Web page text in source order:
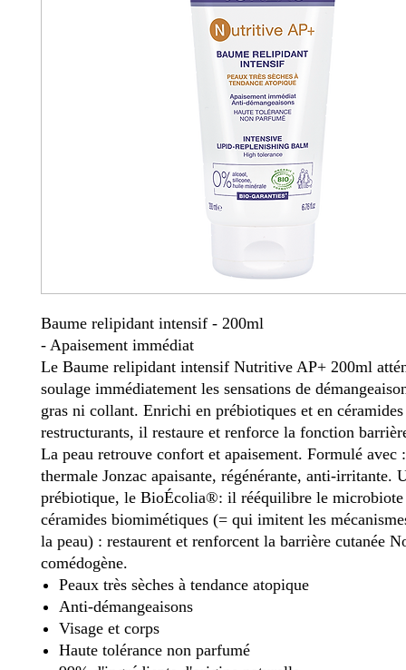
Baume relipidant intensif - 200ml
- Apaisement immédiat
Le Baume relipidant intensif Nutritive AP+ 200ml
soulage immédiatement les sensations de
gras ni collant. Enrichi en prébiotiques et en céramides
restructurants, il restaure et renforce la fonction
La peau retrouve confort et apaisement. Formulé avec
thermale Jonzac apaisante, régénérante, anti-irritante.
prébiotique, le BioÉcolia®: il rééquilibre le microbiote
céramides biomimétiques (= qui imitent les
la peau) : restaurent et renforcent la barrière cutanée
comédogène.
Peaux très sèches à tendance atopique
Anti-démangeaisons
Visage et corps
Haute tolérance non parfumé